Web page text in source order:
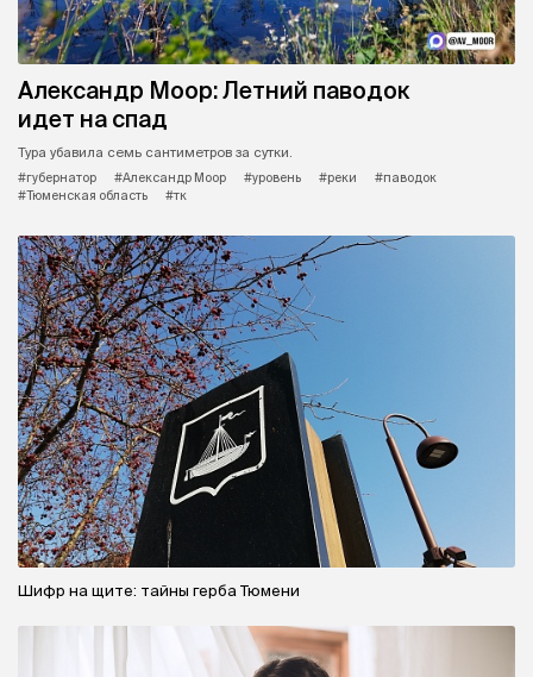
Александр Моор: Летний паводок
идет на спад
Тура убавила семь сантиметров за сутки.
#губернатор
#Александр Моор #уровень #реки
#паводок
#Тюменская область
#тк
Шифр на щите: тайны герба Тюмени